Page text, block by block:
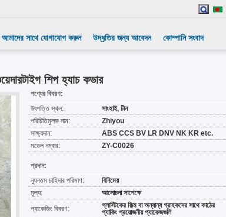
আমাদের সাথে যোগাযোগ করুন উদ্ধৃতির জন্য আবেদন কোম্পানি সংবাদ
শিপ হ্যাচ কভার
পণ্যের বিবরণ:
উৎপত্তি স্থল:
সাংহাই, চীন
পরিচিতিমুলক নাম:
Zhiyou
সাক্ষ্যদান:
ABS CCS BV LR DNV NK KR etc.
মডেল নম্বার:
ZY-C0026
প্রদান:
ন্যূনতম চাহিদার পরিমাণ:
বিনিমেয়
মূল্য:
আলোচনা সাপেক্ষে
প্যাকেজিং বিবরণ:
প্লাস্টিকের ফিল্ম বা অন্যান্য গ্রাহকদের সাথে কাঠের
প্যাকিং প্রয়োজনীয় প্যাকেজগুলি